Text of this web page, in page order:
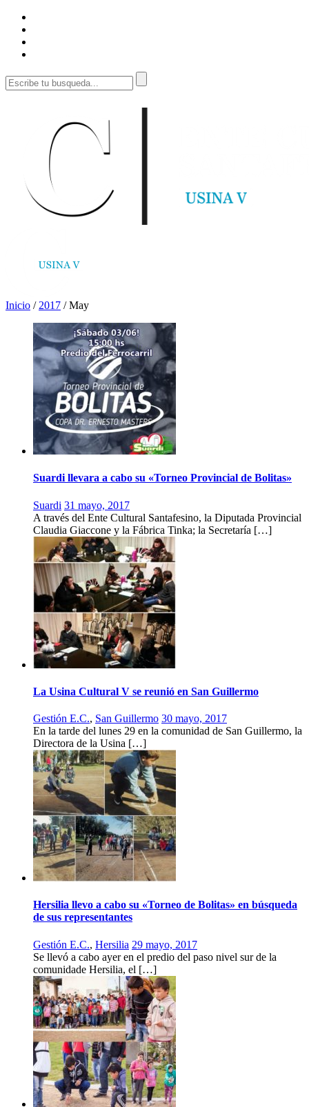
Inicio / 2017 /May
Suardi llevara a cabo su «Torneo Provincial de Bolitas»
Suardi 31 mayo, 2017
A través del Ente Cultural Santafesino, la Diputada Provincial
Claudia Giaccone y la Fábrica Tinka; la Secretaría […]
La Usina Cultural V se reunió en San Guillermo
Gestión E.C., San Guillermo 30 mayo, 2017
En la tarde del lunes 29 en la comunidad de San Guillermo, la
Directora de la Usina […]
Hersilia llevo a cabo su «Torneo de Bolitas» en búsqueda
de sus representantes
Gestión E.C., Hersilia 29 mayo, 2017
Se llevó a cabo ayer en el predio del paso nivel sur de la
comunidade Hersilia, el […]